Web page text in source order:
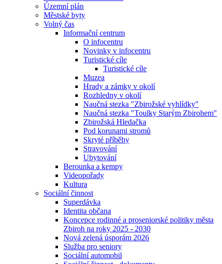
Územní plán
Městské byty
Volný čas
Informační centrum
O infocentru
Novinky v infocentru
Turistické cíle
Turistické cíle
Muzea
Hrady a zámky v okolí
Rozhledny v okolí
Naučná stezka "Zbirožské vyhlídky"
Naučná stezka "Toulky Starým Zbirohem"
Zbirožská Hledačka
Pod korunami stromů
Skryté příběhy
Stravování
Ubytování
Berounka a kempy
Videopořady
Kultura
Sociální činnost
Superdávka
Identita občana
Koncepce rodinné a proseniorské politiky města
Zbiroh na roky 2025 - 2030
Nová zelená úsporám 2026
Služba pro seniory
Sociální automobil